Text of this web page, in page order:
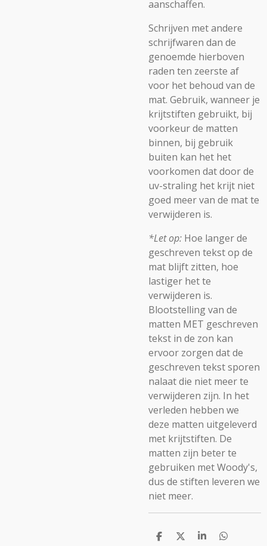
aanschaffen.
Schrijven met andere
schrijfwaren dan de
genoemde hierboven
raden ten zeerste af
voor het behoud van de
mat. Gebruik, wanneer je
krijtstiften gebruikt, bij
voorkeur de matten
binnen, bij gebruik
buiten kan het het
voorkomen dat door de
uv-straling het krijt niet
goed meer van de mat te
verwijderen is.
*Let op: Hoe langer de
geschreven tekst op de
mat blijft zitten, hoe
lastiger het te
verwijderen is.
Blootstelling van de
matten MET geschreven
tekst in de zon kan
ervoor zorgen dat de
geschreven tekst sporen
nalaat die niet meer te
verwijderen zijn. In het
verleden hebben we
deze matten uitgeleverd
met krijtstiften. De
matten zijn beter te
gebruiken met Woody's,
dus de stiften leveren we
niet meer.
D
D
S
D